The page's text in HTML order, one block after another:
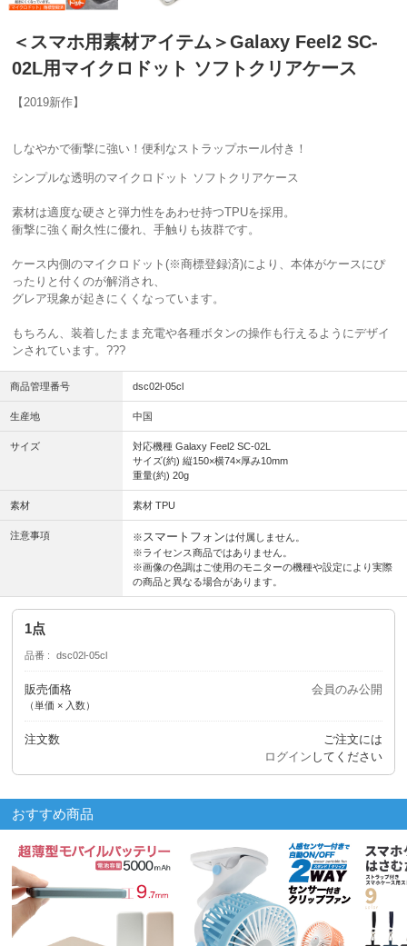
＜スマホ用素材アイテム＞Galaxy Feel2 SC-
02L用マイクロドット ソフトクリアケース
【2019新作】
しなやかで衝撃に強い！便利なストラップホール付き！
シンプルな透明のマイクロドット ソフトクリアケース
素材は適度な硬さと弾力性をあわせ持つTPUを採用。
衝撃に強く耐久性に優れ、手触りも抜群です。
ケース内側のマイクロドット(※商標登録済)により、本体がケースにぴ
ったりと付くのが解消され、
グレア現象が起きにくくなっています。
もちろん、装着したまま充電や各種ボタンの操作も行えるようにデザイ
ンされています。 ???
商品管理番号 dsc02l-05cl
生産地 中国
サイズ
対応機種 Galaxy Feel2 SC-02L
サイズ(約) 縦150×横74×厚み10mm
重量(約) 20g
素材 素材 TPU
注意事項 ※スマートフォンは付属しません。
※ライセンス商品ではありません。
※画像の色調はご使用のモニターの機種や設定により実際
の商品と異なる場合があります。
1点
品番 dsc02l-05cl
販売価格
（単価 × 入数）
会員のみ公開
注文数
ご注文には
ログイン してください
おすすめ商品